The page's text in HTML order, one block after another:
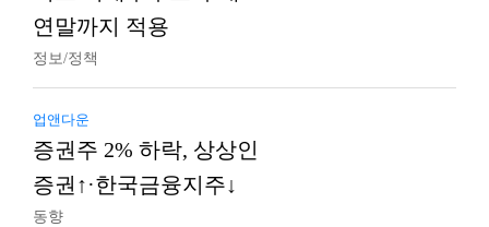
연말까지 적용
정보/정책
업앤다운
증권주 2% 하락, 상상인
증권↑·한국금융지주↓
동향